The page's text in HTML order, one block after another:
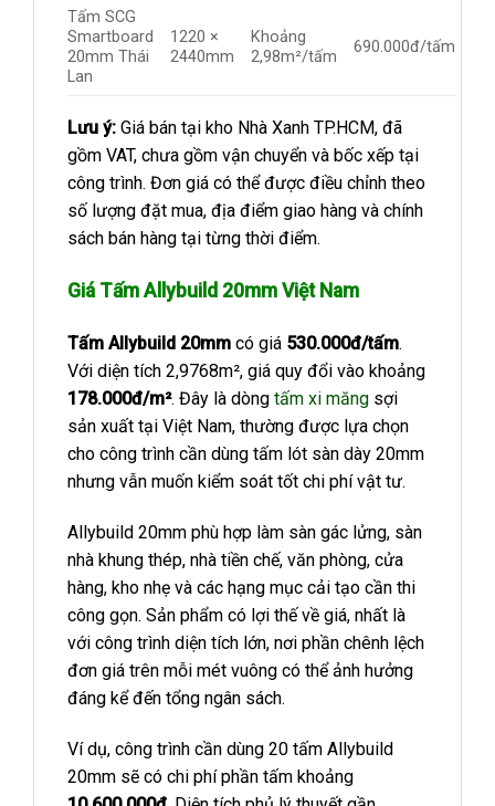
Tấm SCG
Smartboard
20mm Thái
Lan
1220 ×
2440mm
Khoảng
2,98m²/tấm
690.000đ/tấm
Lưu ý: Giá bán tại kho Nhà Xanh TP.HCM, đã
gồm VAT, chưa gồm vận chuyển và bốc xếp tại
công trình. Đơn giá có thể được điều chỉnh theo
số lượng đặt mua, địa điểm giao hàng và chính
sách bán hàng tại từng thời điểm.
Giá Tấm Allybuild 20mm Việt Nam
Tấm Allybuild 20mm có giá 530.000đ/tấm.
Với diện tích 2,9768m², giá quy đổi vào khoảng
178.000đ/m². Đây là dòng tấm xi măng sợi
sản xuất tại Việt Nam, thường được lựa chọn
cho công trình cần dùng tấm lót sàn dày 20mm
nhưng vẫn muốn kiểm soát tốt chi phí vật tư.
Allybuild 20mm phù hợp làm sàn gác lửng, sàn
nhà khung thép, nhà tiền chế, văn phòng, cửa
hàng, kho nhẹ và các hạng mục cải tạo cần thi
công gọn. Sản phẩm có lợi thế về giá, nhất là
với công trình diện tích lớn, nơi phần chênh lệch
đơn giá trên mỗi mét vuông có thể ảnh hưởng
đáng kể đến tổng ngân sách.
Ví dụ, công trình cần dùng 20 tấm Allybuild
20mm sẽ có chi phí phần tấm khoảng